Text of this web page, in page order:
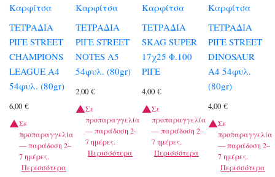
Καρφίτσα
ΤΕΤΡΑΔΙΑ
ΡΙΓΕ STREET
CHAMPIONS
LEAGUE A4
54φυλ. (80gr)
6,00 €
Σε
προπαραγγελία
— παράδοση 2–
7 ημέρες.
Περισσότερα
Καρφίτσα
ΤΕΤΡΑΔΙΑ
ΡΙΓΕ STREET
NOTES A5
54φυλ. (80gr)
2,00€
Σε
προπαραγγελία
— παράδοση 2–
7 ημέρες.
Περισσότερα
Καρφίτσα
ΤΕΤΡΑΔΙΑ
SKAG SUPER
17χ25 Φ.100
ΡΙΓΕ
4,00€
Σε
προπαραγγελία
— παράδοση 2–
7 ημέρες.
Περισσότερα
Καρφίτσα
ΤΕΤΡΑΔΙΑ
ΡΙΓΕ STREET
DINOSAUR
A4 54φυλ.
(80gr)
4,00€
Σε
προπαραγγελία
— παράδοση 2–
7 ημέρες.
Περισσότερα